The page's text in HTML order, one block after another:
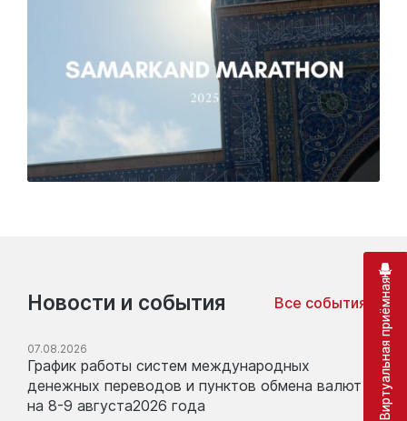
Новости и события Все события
07.08.2026
График работы систем международных
денежных переводов и пунктов обмена валют
на 8-9 августа2026 года
Виртуальная приёмная